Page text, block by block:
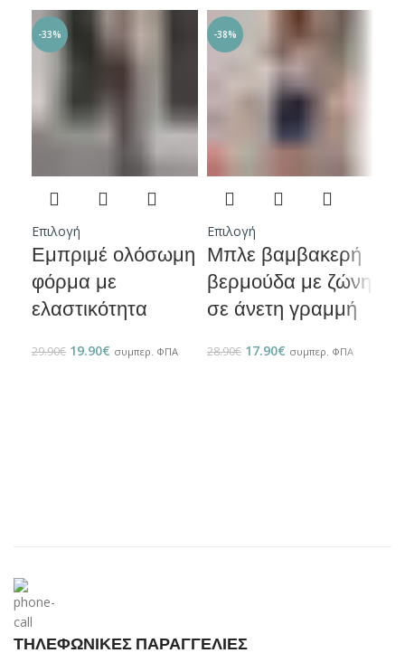
-33%
Επιλογή
Εμπριμέ ολόσωμη
φόρμα με
ελαστικότητα
29.90€ 19.90€ συμπερ. ΦΠΑ
-38%
Επιλογή
Μπλε βαμβακερή
βερμούδα με ζώνη
σε άνετη γραμμή
28.90€ 17.90€ συμπερ. ΦΠΑ
ΤΗΛΕΦΩΝΙΚΕΣ ΠΑΡΑΓΓΕΛΙΕΣ